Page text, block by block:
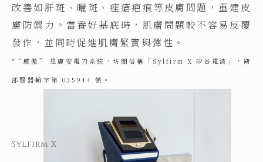
改善如肝斑、曬斑、痤瘡疤痕等皮膚問題，重建皮
膚防禦力。當養好基底時，肌膚問題較不容易反覆
發作，並同時促進肌膚緊實與彈性。
*“威傲” 思膚安電刀系統，坊間俗稱「Sylfirm X 矽谷電波」，衛
部醫器輸字第 035944 號。
Sylfirm X